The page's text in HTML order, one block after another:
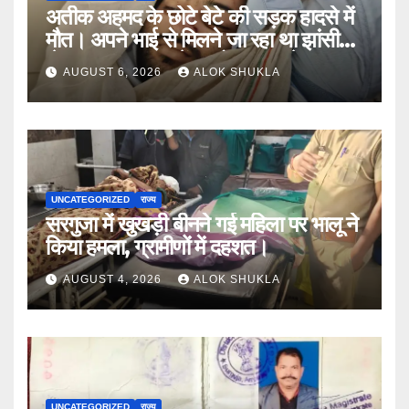
अतीक अहमद के छोटे बेटे की सड़क हादसे में
मौत। अपने भाई से मिलने जा रहा था झांसी
जेल (सूत्र)। कार में 5 लोग सवार थे।
AUGUST 6, 2026 ALOK SHUKLA
UNCATEGORIZED राज्य
सरगुजा में खुखड़ी बीनने गई महिला पर भालू ने
किया हमला, ग्रामीणों में दहशत।
AUGUST 4, 2026 ALOK SHUKLA
UNCATEGORIZED राज्य